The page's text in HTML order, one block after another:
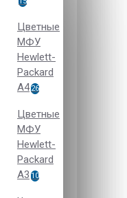
Цветные
МФУ
Hewlett-
Packard
A426
Цветные
МФУ
Hewlett-
Packard
А3 10